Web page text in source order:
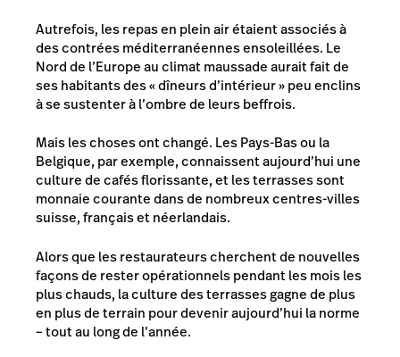
Autrefois, les repas en plein air étaient associés à
des contrées méditerranéennes ensoleillées. Le
Nord de l’Europe au climat maussade aurait fait de
ses habitants des « dîneurs d’intérieur » peu enclins
à se sustenter à l’ombre de leurs beffrois.
Mais les choses ont changé. Les Pays-Bas ou la
Belgique, par exemple, connaissent aujourd’hui une
culture de cafés florissante, et les terrasses sont
monnaie courante dans de nombreux centres-villes
suisse, français et néerlandais.
Alors que les restaurateurs cherchent de nouvelles
façons de rester opérationnels pendant les mois les
plus chauds, la culture des terrasses gagne de plus
en plus de terrain pour devenir aujourd’hui la norme
– tout au long de l’année.